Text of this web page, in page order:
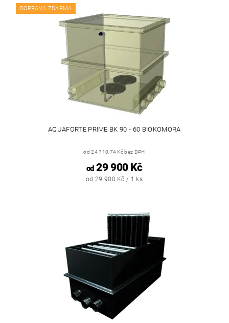
DOPRAVA ZDARMA
AQUAFORTE PRIME BK 90 - 60 BIOKOMORA
od 24 710,74 Kč bez DPH
od29 900 Kč
od 29 900 Kč / 1 ks